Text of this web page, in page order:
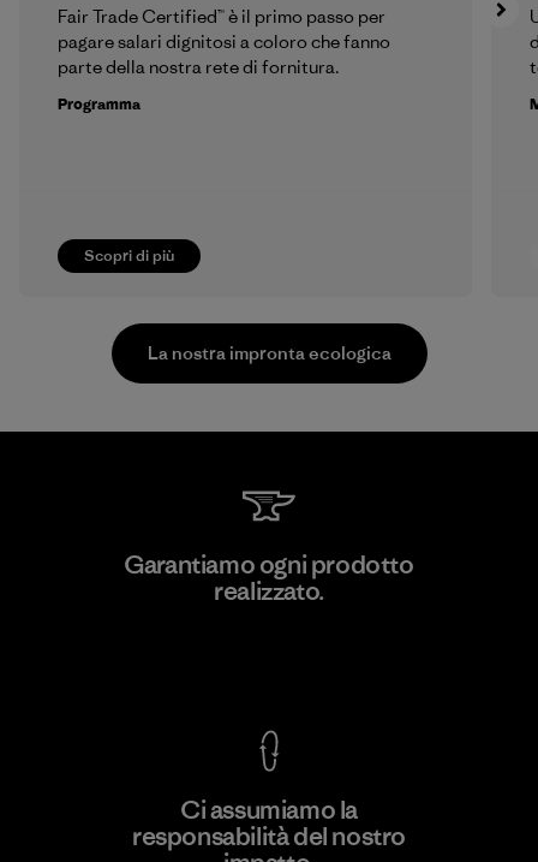
Scopri di più
Fair Trade Certified™ è il primo passo per
pagare salari dignitosi a coloro che fanno
parte della nostra rete di fornitura.
Programma
Scopri di più
Li Peng Enterprise Co., Ltd.
La nostra impronta ecologica
Garantiamo ogni prodotto
realizzato.
Ci assumiamo la
responsabilità del nostro